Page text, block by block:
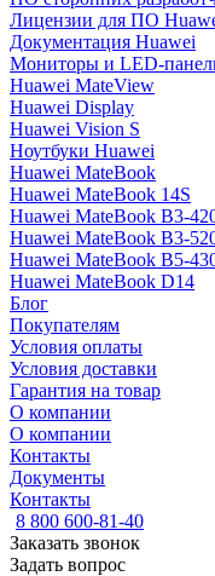
Лицензии для ПО
Документация Huawei
Мониторы и LED-
Huawei MateView
Huawei Display
Huawei Vision S
Ноутбуки Huawei
Huawei MateBook
Huawei MateBook 14S
Huawei MateBook B3-
Huawei MateBook B3-
Huawei MateBook B5-
Huawei MateBook D14
Блог
Покупателям
Условия оплаты
Условия доставки
Гарантия на товар
О компании
О компании
Контакты
Документы
Контакты
8 800 600-81-40
Заказать звонок
Задать вопрос